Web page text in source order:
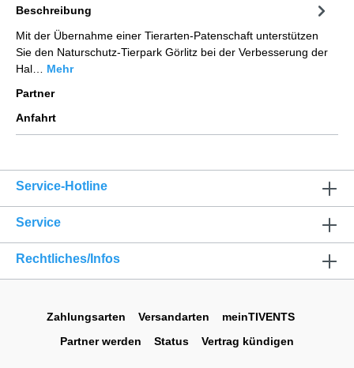
Beschreibung
Mit der Übernahme einer Tierarten-Patenschaft unterstützen
Sie den Naturschutz-Tierpark Görlitz bei der Verbesserung der
Hal… Mehr
Partner
Anfahrt
Service-Hotline
Service
Rechtliches/Infos
Zahlungsarten Versandarten
meinTIVENTS
Partner werden
Status Vertrag kündigen